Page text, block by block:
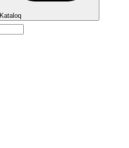
Kataloq